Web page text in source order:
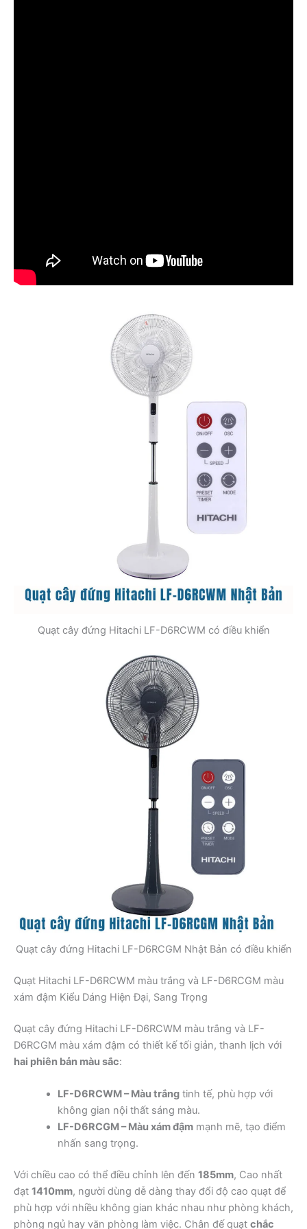
Quạt cây đứng Hitachi LF-D6RCWM có điều khiển
Quạt cây đứng Hitachi LF-D6RCGM Nhật Bản có điều khiển
Quạt Hitachi LF-D6RCWM màu trắng và LF-D6RCGM màu
xám đậm Kiểu Dáng Hiện Đại, Sang Trọng
Quạt cây đứng Hitachi LF-D6RCWM màu trắng và LF-
D6RCGM màu xám đậm có thiết kế tối giản, thanh lịch với
hai phiên bản màu sắc:
LF-D6RCWM – Màu trắngtinh tế, phù hợp với
không gian nội thất sáng màu.
LF-D6RCGM – Màu xám đậmmạnh mẽ, tạo điểm
nhấn sang trọng.
Với chiều cao có thể điều chỉnh lên đến 185mm, Cao nhất
đạt 1410mm, người dùng dễ dàng thay đổi độ cao quạt để
phù hợp với nhiều không gian khác nhau như phòng khách,
phòng ngủ hay văn phòng làm việc. Chân đế quạt chắc